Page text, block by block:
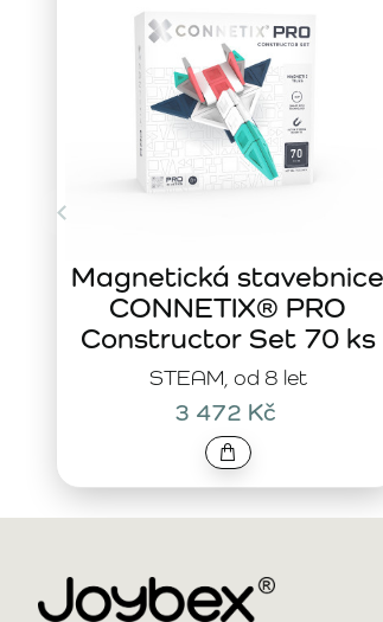
STEAM, od 8 let
Magnetická stavebnice
CONNETIX® PRO
Constructor Set 70 ks
3 472 Kč